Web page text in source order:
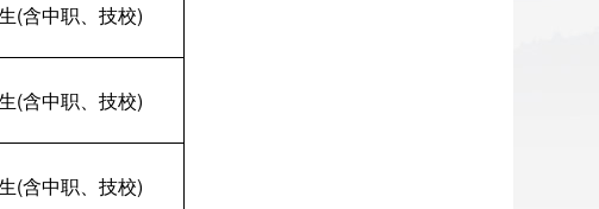
(含中职、技校)
(含中职、技校)
(含中职、技校)